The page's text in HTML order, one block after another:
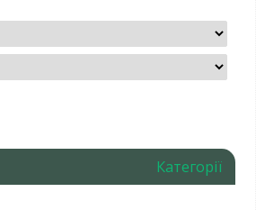
Категорії